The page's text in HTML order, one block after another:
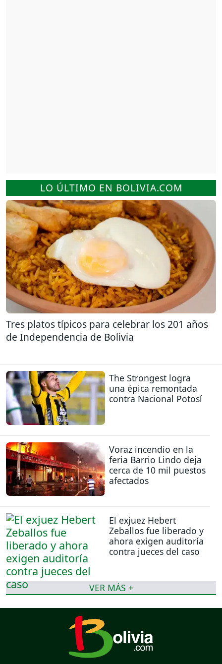
LO ÚLTIMO EN BOLIVIA.COM
Tres platos típicos para celebrar los 201 años
de Independencia de Bolivia
The Strongest logra
una épica remontada
contra Nacional Potosí
Voraz incendio en la
feria Barrio Lindo deja
cerca de 10 mil puestos
afectados
El exjuez Hebert
Zeballos fue liberado y
ahora exigen auditoría
contra jueces del caso
VER MÁS +